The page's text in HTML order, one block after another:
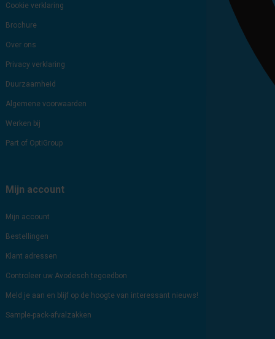
Cookie verklaring
Brochure
Over ons
Privacy verklaring
Duurzaamheid
Algemene voorwaarden
Werken bij
Part of OptiGroup
Mijn account
Mijn account
Bestellingen
Klant adressen
Controleer uw Avodesch tegoedbon
Meld je aan en blijf op de hoogte van interessant nieuws!
Sample-pack-afvalzakken